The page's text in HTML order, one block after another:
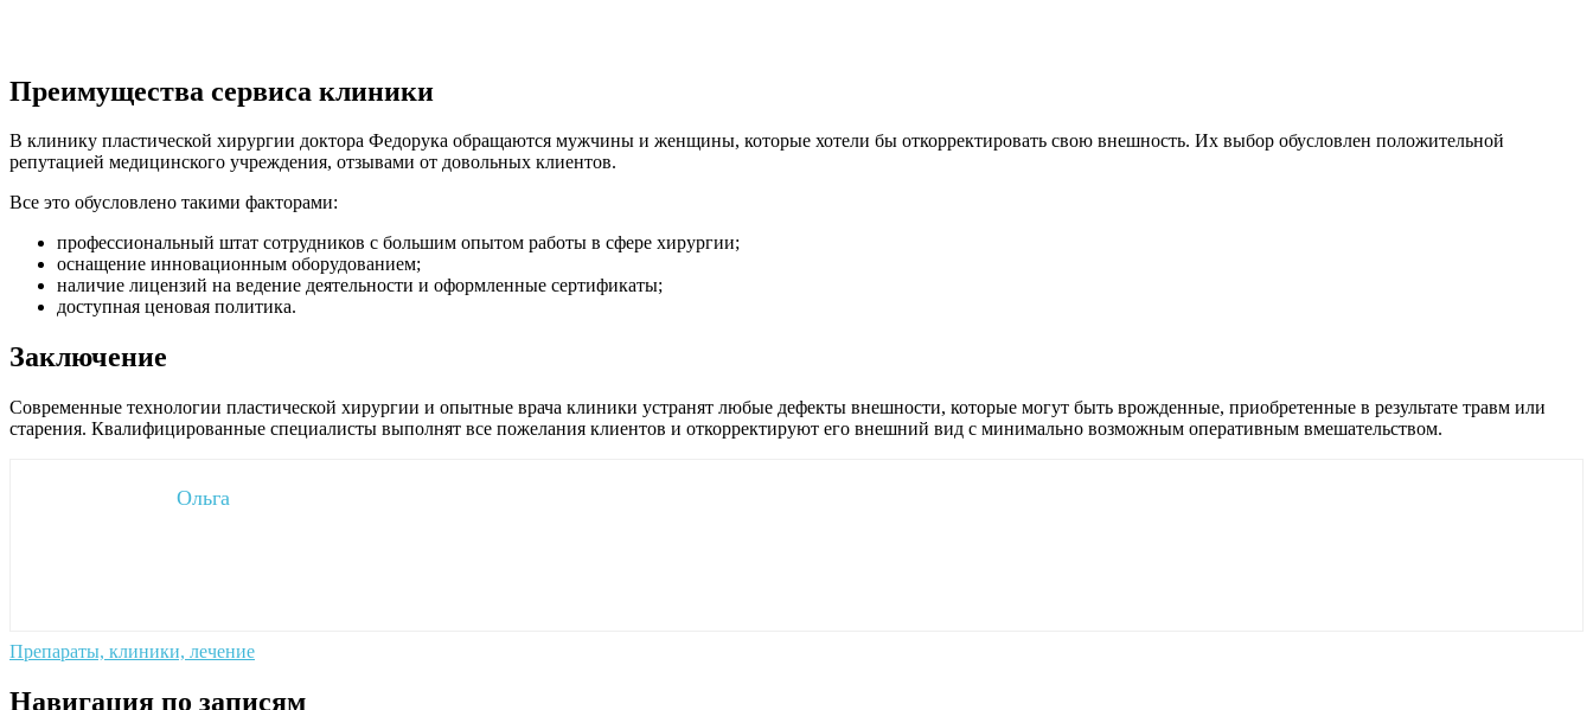
Преимущества сервиса клиники
В клинику пластической хирургии доктора Федорука обращаются мужчины и женщины, которые хотели бы откорректировать свою внешность. Их выбор обусловлен положительной
репутацией медицинского учреждения, отзывами от довольных клиентов.
Все это обусловлено такими факторами:
профессиональный штат сотрудников с большим опытом работы в сфере хирургии;
оснащение инновационным оборудованием;
наличие лицензий на ведение деятельности и оформленные сертификаты;
доступная ценовая политика.
Заключение
Современные технологии пластической хирургии и опытные врача клиники устранят любые дефекты внешности, которые могут быть врожденные, приобретенные в результате травм или
старения. Квалифицированные специалисты выполнят все пожелания клиентов и откорректируют его внешний вид с минимально возможным оперативным вмешательством.
Ольга
Препараты, клиники, лечение
Навигация по записям